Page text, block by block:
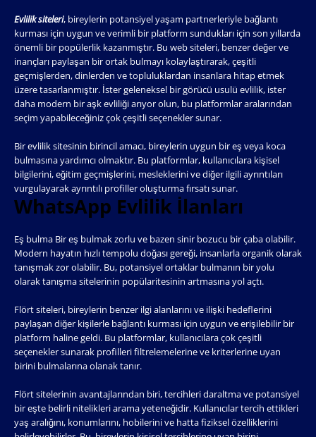
Evlilik siteleri, bireylerin potansiyel yaşam partnerleriyle bağlantı
kurması için uygun ve verimli bir platform sundukları için son yıllarda
önemli bir popülerlik kazanmıştır. Bu web siteleri, benzer değer ve
inançları paylaşan bir ortak bulmayı kolaylaştırarak, çeşitli
geçmişlerden, dinlerden ve topluluklardan insanlara hitap etmek
üzere tasarlanmıştır. İster geleneksel bir görücü usulü evlilik, ister
daha modern bir aşk evliliği arıyor olun, bu platformlar aralarından
seçim yapabileceğiniz çok çeşitli seçenekler sunar.
Bir evlilik sitesinin birincil amacı, bireylerin uygun bir eş veya koca
bulmasına yardımcı olmaktır. Bu platformlar, kullanıcılara kişisel
bilgilerini, eğitim geçmişlerini, mesleklerini ve diğer ilgili ayrıntıları
vurgulayarak ayrıntılı profiller oluşturma fırsatı sunar.
WhatsApp Evlilik İlanları
Eş bulma Bir eş bulmak zorlu ve bazen sinir bozucu bir çaba olabilir.
Modern hayatın hızlı tempolu doğası gereği, insanlarla organik olarak
tanışmak zor olabilir. Bu, potansiyel ortaklar bulmanın bir yolu
olarak tanışma sitelerinin popülaritesinin artmasına yol açtı.
Flört siteleri, bireylerin benzer ilgi alanlarını ve ilişki hedeflerini
paylaşan diğer kişilerle bağlantı kurması için uygun ve erişilebilir bir
platform haline geldi. Bu platformlar, kullanıcılara çok çeşitli
seçenekler sunarak profilleri filtrelemelerine ve kriterlerine uyan
birini bulmalarına olanak tanır.
Flört sitelerinin avantajlarından biri, tercihleri ​​daraltma ve potansiyel
bir eşte belirli nitelikleri arama yeteneğidir. Kullanıcılar tercih ettikleri
yaş aralığını, konumlarını, hobilerini ve hatta fiziksel özelliklerini